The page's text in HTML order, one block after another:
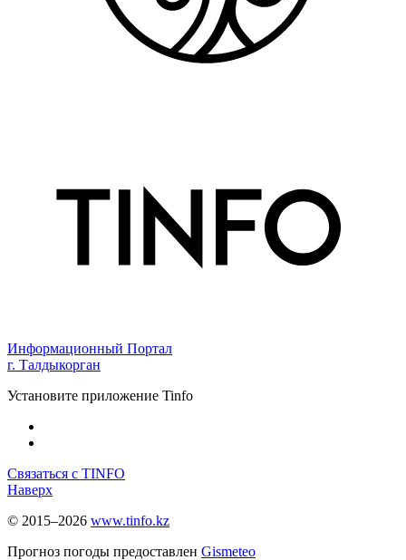
Информационный Портал
г. Талдыкорган
Установите приложение Tinfo
Связаться с TINFO
Наверх
© 2015–2026 www.tinfo.kz
Прогноз погоды предоставлен Gismeteo